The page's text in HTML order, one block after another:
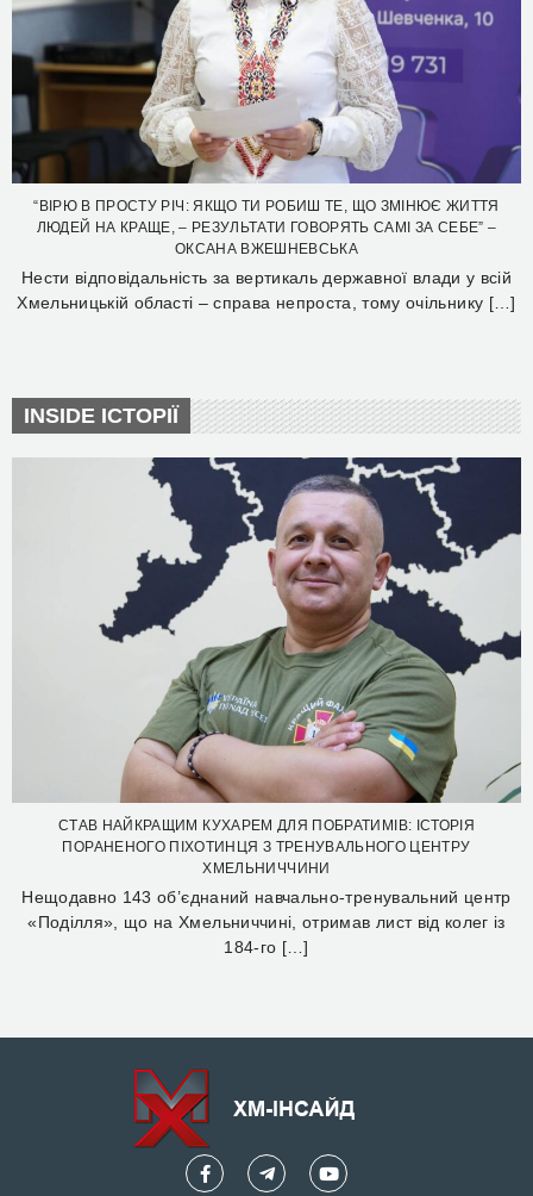
“ВІРЮ В ПРОСТУ РІЧ: ЯКЩО ТИ РОБИШ ТЕ, ЩО ЗМІНЮЄ ЖИТТЯ
ЛЮДЕЙ НА КРАЩЕ, – РЕЗУЛЬТАТИ ГОВОРЯТЬ САМІ ЗА СЕБЕ” –
ОКСАНА ВЖЕШНЕВСЬКА
Нести відповідальність за вертикаль державної влади у всій
Хмельницькій області – справа непроста, тому очільнику […]
INSIDE ІСТОРІЇ
СТАВ НАЙКРАЩИМ КУХАРЕМ ДЛЯ ПОБРАТИМІВ: ІСТОРІЯ
ПОРАНЕНОГО ПІХОТИНЦЯ З ТРЕНУВАЛЬНОГО ЦЕНТРУ
ХМЕЛЬНИЧЧИНИ
Нещодавно 143 об’єднаний навчально-тренувальний центр
«Поділля», що на Хмельниччині, отримав лист від колег із
184-го […]